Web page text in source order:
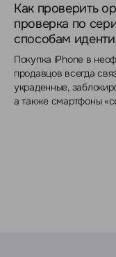
Как проверить
проверка по
способам
Покупка iPhone в
продавцов всегда
украденные,
а также смартфоны